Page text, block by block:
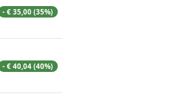
- € 35,00 (35%)
- € 40,04 (40%)